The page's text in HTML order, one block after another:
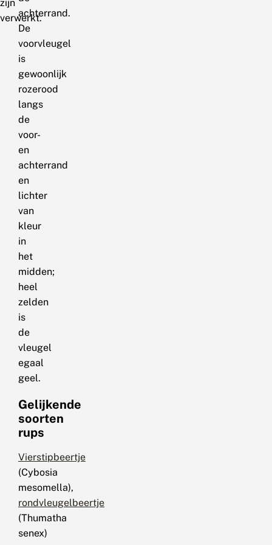
zijn
verwerkt.
achterrand.
De
voorvleugel
is
gewoonlijk
rozerood
langs
de
voor-
en
achterrand
en
lichter
van
kleur
in
het
midden;
heel
zelden
is
de
vleugel
egaal
geel.
Gelijkende
soorten
rups
Vierstipbeertje
(Cybosia
mesomella),
rondvleugelbeertje
(Thumatha
senex)